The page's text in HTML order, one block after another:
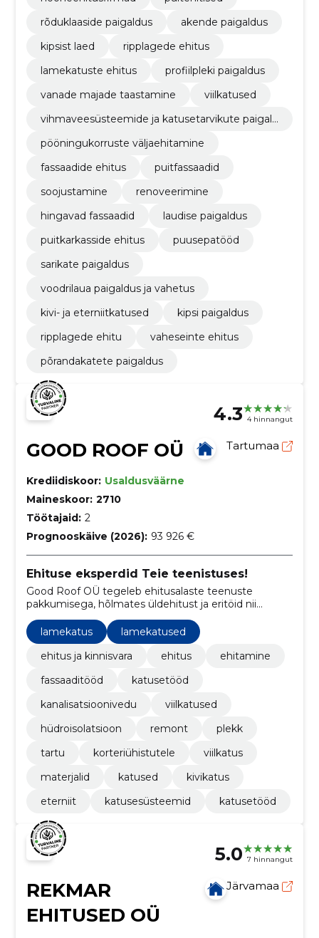
rõduklaaside paigaldus
akende paigaldus
kipsist laed
ripplagede ehitus
lamekatuste ehitus
profiilpleki paigaldus
vanade majade taastamine
viilkatused
vihmaveesüsteemide ja katusetarvikute paigald
pööningukorruste väljaehitamine
fassaadide ehitus
puitfassaadid
soojustamine
renoveerimine
hingavad fassaadid
laudise paigaldus
puitkarkasside ehitus
puusepatööd
sarikate paigaldus
voodrilaua paigaldus ja vahetus
kivi- ja eterniitkatused
kipsi paigaldus
ripplagede ehitu
vaheseinte ehitus
põrandakatete paigaldus
4.3 4 hinnangut
GOOD ROOF OÜ Tartumaa
Krediidiskoor: Usaldusväärne
Maineskoor: 2710
Töötajaid: 2
Prognooskäive (2026): 93 926 €
Ehituse eksperdid Teie teenistuses!
Good Roof OÜ tegeleb ehitusalaste teenuste
pakkumisega, hõlmates üldehitust ja eritöid nii
korteriühistutele ja eraisikutele.
lamekatus
lamekatused
ehitus ja kinnisvara
ehitus
ehitamine
fassaaditööd
katusetööd
kanalisatsioonivedu
viilkatused
hüdroisolatsioon
remont
plekk
tartu
korteriühistutele
viilkatus
materjalid
katused
kivikatus
eterniit
katusesüsteemid katusetööd
5.0 7 hinnangut
REKMAR
EHITUSED OÜ
Järvamaa